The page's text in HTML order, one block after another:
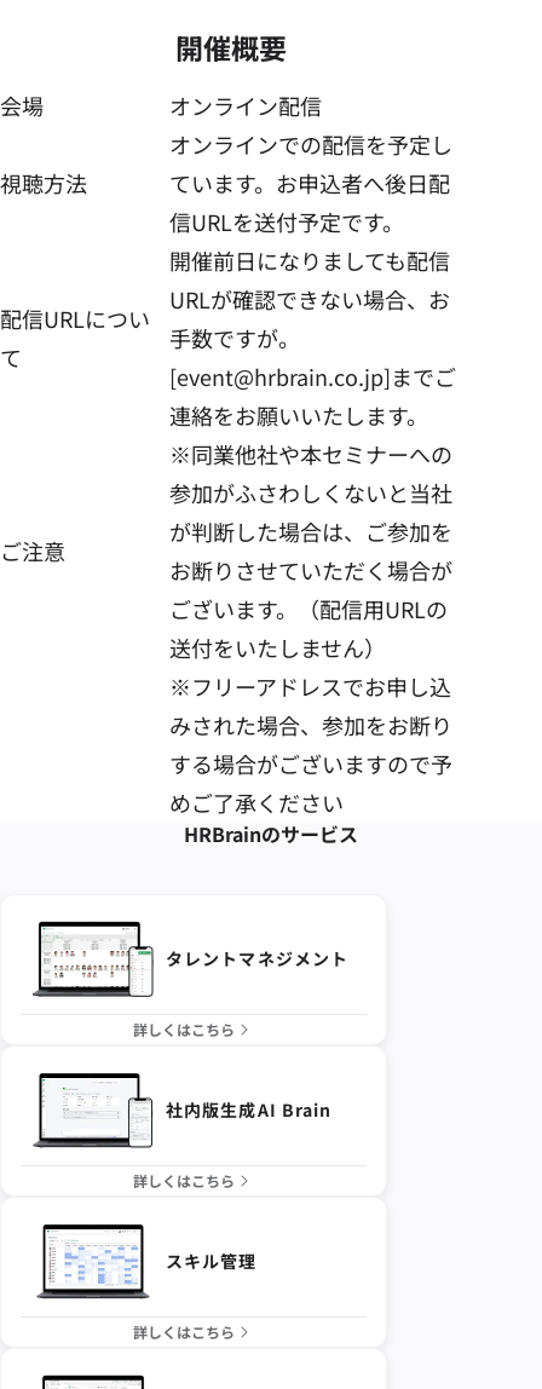
開催概要
会場 オンライン配信
視聴方法
オンラインでの配信を予定し
ています。お申込者へ後日配
信URLを送付予定です。
配信URLについ
て
開催前日になりましても配信
URLが確認できない場合、お
手数ですが。
[event@hrbrain.co.jp]までご
連絡をお願いいたします。
ご注意
※同業他社や本セミナーへの
参加がふさわしくないと当社
が判断した場合は、ご参加を
お断りさせていただく場合が
ございます。（配信用URLの
送付をいたしません）
※フリーアドレスでお申し込
みされた場合、参加をお断り
する場合がございますので予
めご了承ください
HRBrainのサービス
タレントマネジメント
詳しくはこちら
社内版生成AI Brain
詳しくはこちら
スキル管理
詳しくはこちら